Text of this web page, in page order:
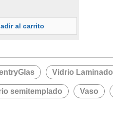
al carrito
Vidrio Laminado
semitemplado Vaso